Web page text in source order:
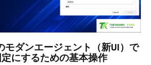
モダンエージェント（新UI）で
にするための基本操作